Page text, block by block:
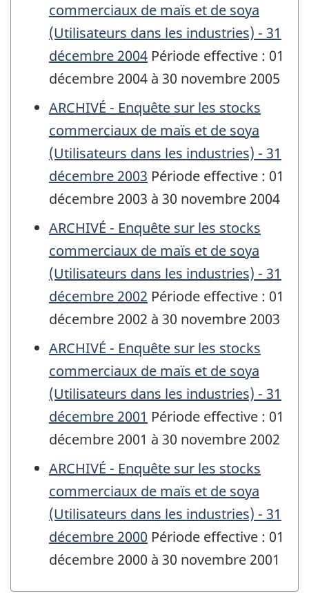
commerciaux de maïs et de soya
(Utilisateurs dans les industries) - 31
décembre 2004 Période effective : 01
décembre 2004 à 30 novembre 2005
ARCHIVÉ - Enquête sur les stocks
commerciaux de maïs et de soya
(Utilisateurs dans les industries) - 31
décembre 2003 Période effective : 01
décembre 2003 à 30 novembre 2004
ARCHIVÉ - Enquête sur les stocks
commerciaux de maïs et de soya
(Utilisateurs dans les industries) - 31
décembre 2002 Période effective : 01
décembre 2002 à 30 novembre 2003
ARCHIVÉ - Enquête sur les stocks
commerciaux de maïs et de soya
(Utilisateurs dans les industries) - 31
décembre 2001 Période effective : 01
décembre 2001 à 30 novembre 2002
ARCHIVÉ - Enquête sur les stocks
commerciaux de maïs et de soya
(Utilisateurs dans les industries) - 31
décembre 2000 Période effective : 01
décembre 2000 à 30 novembre 2001